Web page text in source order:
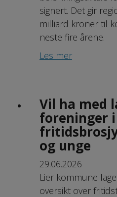
signert. Det gir
milliard kroner til
neste fire årene.
Les mer
Vil ha med
foreninger
og unge
29.06.2026
Lier kommune
oversikt over